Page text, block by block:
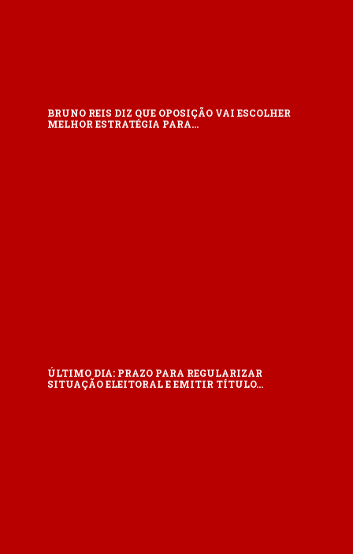
BRUNO REIS DIZ QUE OPOSIÇÃO VAI ESCOLHER
MELHOR ESTRATÉGIA PARA…
ÚLTIMO DIA: PRAZO PARA REGULARIZAR
SITUAÇÃO ELEITORAL E EMITIR TÍTULO…